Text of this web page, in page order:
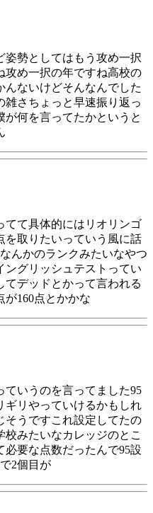
姿勢としてはもう攻め一択
攻め一択の年ですね高校の
ないけどそんなんでした
雑さちょっと早速振り返っ
が何を言ってたかというと
てて具体的にはリオリンゴ
を取りたいっていう風に話
んかのランクみたいなやつ
ングリッシュテストってい
てデッドとかって言われる
が160点とかかな
ていうのを言ってました95
ギリやっていけるかもしれ
そうですこれ設定してたの
みたいなカレッジのとこ
要な点数だったんで95設
2個目が